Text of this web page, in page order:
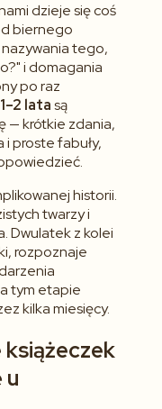
dzieje się coś
biernego
tego,
i domagania
po raz
latasą
— krótkie zdania,
proste fabuły,
historii.
twarzy i
Dwulatek z kolei
rozpoznaje
tym etapie
kilka miesięcy.
u